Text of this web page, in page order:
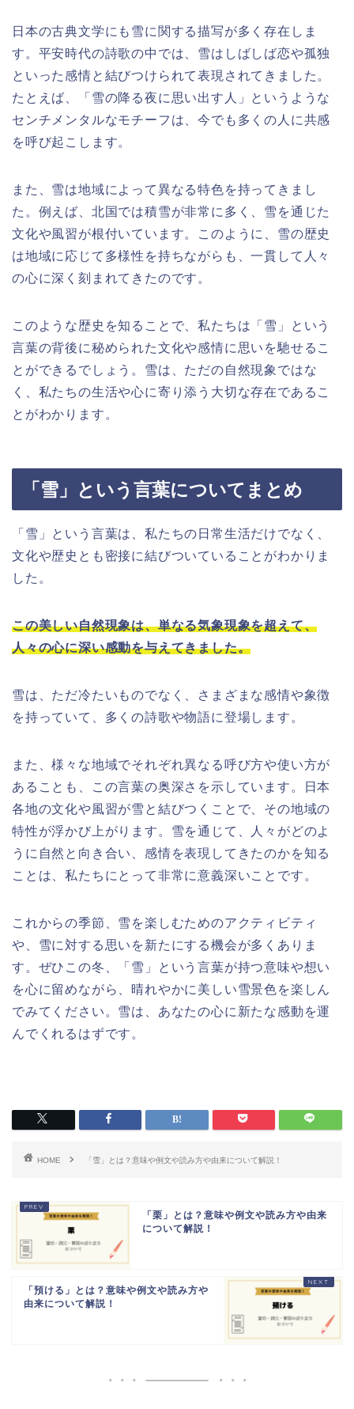
日本の古典文学にも雪に関する描写が多く存在しま
す。平安時代の詩歌の中では、雪はしばしば恋や孤独
といった感情と結びつけられて表現されてきました。
たとえば、「雪の降る夜に思い出す人」というような
センチメンタルなモチーフは、今でも多くの人に共感
を呼び起こします。
また、雪は地域によって異なる特色を持ってきまし
た。例えば、北国では積雪が非常に多く、雪を通じた
文化や風習が根付いています。このように、雪の歴史
は地域に応じて多様性を持ちながらも、一貫して人々
の心に深く刻まれてきたのです。
このような歴史を知ることで、私たちは「雪」という
言葉の背後に秘められた文化や感情に思いを馳せるこ
とができるでしょう。雪は、ただの自然現象ではな
く、私たちの生活や心に寄り添う大切な存在であるこ
とがわかります。
「雪」という言葉についてまとめ
「雪」という言葉は、私たちの日常生活だけでなく、
文化や歴史とも密接に結びついていることがわかりま
した。
この美しい自然現象は、単なる気象現象を超えて、
人々の心に深い感動を与えてきました。
雪は、ただ冷たいものでなく、さまざまな感情や象徴
を持っていて、多くの詩歌や物語に登場します。
また、様々な地域でそれぞれ異なる呼び方や使い方が
あることも、この言葉の奥深さを示しています。日本
各地の文化や風習が雪と結びつくことで、その地域の
特性が浮かび上がります。雪を通じて、人々がどのよ
うに自然と向き合い、感情を表現してきたのかを知る
ことは、私たちにとって非常に意義深いことです。
これからの季節、雪を楽しむためのアクティビティ
や、雪に対する思いを新たにする機会が多くありま
す。ぜひこの冬、「雪」という言葉が持つ意味や想い
を心に留めながら、晴れやかに美しい雪景色を楽しん
でみてください。雪は、あなたの心に新たな感動を運
んでくれるはずです。
HOME 「雪」とは？意味や例文や読み方や由来について解説！
「栗」とは？意味や例文や読み方や由来
について解説！
「預ける」とは？意味や例文や読み方や
由来について解説！